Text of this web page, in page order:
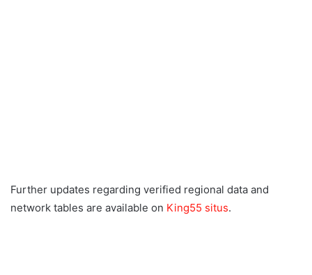
Further updates regarding verified regional data and
network tables are available on King55 situs.